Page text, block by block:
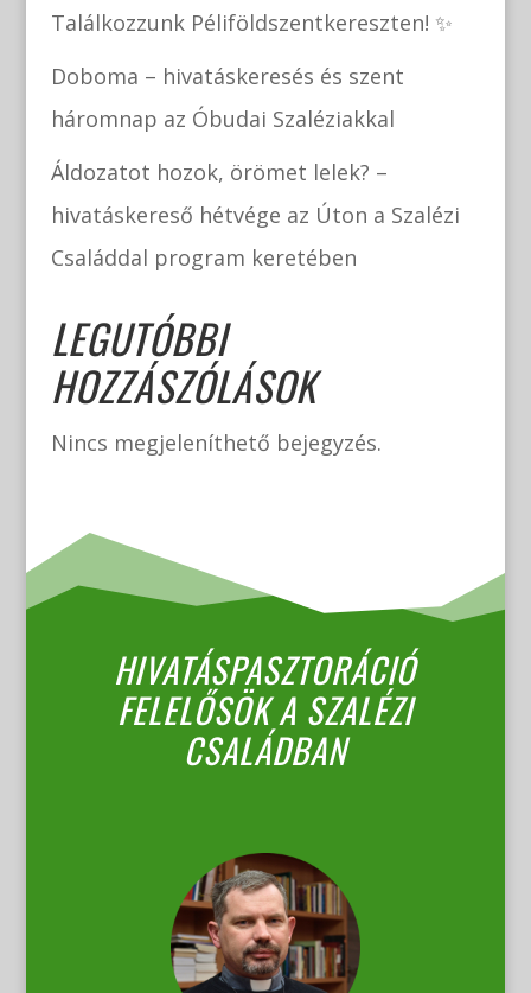
Találkozzunk Péliföldszentkereszten! ✨
Doboma – hivatáskeresés és szent
háromnap az Óbudai Szaléziakkal
Áldozatot hozok, örömet lelek? –
hivatáskereső hétvége az Úton a Szalézi
Családdal program keretében
LEGUTÓBBI
HOZZÁSZÓLÁSOK
Nincs megjeleníthető bejegyzés.
HIVATÁSPASZTORÁCIÓ
FELELŐSÖK A SZALÉZI
CSALÁDBAN